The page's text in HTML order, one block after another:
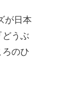
が日本
うぶ
のひ